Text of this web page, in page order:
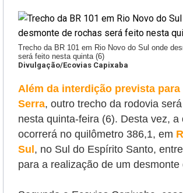
Trecho da BR 101 em Rio Novo do Sul onde
será feito nesta quinta (6)
Divulgação/Ecovias Capixaba
Além da interdição prevista para
Serra, outro trecho da rodovia
nesta quinta-feira (6). Desta vez, a
ocorrerá no quilômetro 386,1, em
Sul , no Sul do Espírito Santo,
para a realização de um desmonte